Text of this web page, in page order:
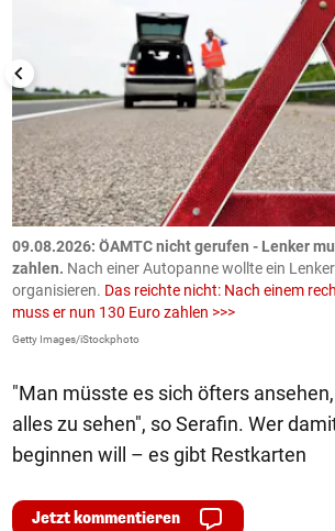
09.08.2026: ÖAMTC nicht gerufen - Lenker
zahlen. Nach einer Autopanne wollte ein
organisieren. Das reichte nicht: Nach einem
muss er nun 130 Euro zahlen >>>
Getty Images/iStockphoto
"Man müsste es sich öfters
alles zu sehen", so Serafin. Wer
beginnen will – es gibt Restkarten
Jetzt kommentieren